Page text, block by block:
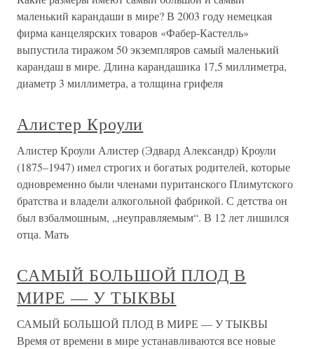
маленький карандаши в мире? В 2003 году немецкая
фирма канцелярских товаров «Фабер-Кастелль»
выпустила тиражом 50 экземпляров самый маленький
карандаш в мире. Длина карандашика 17,5 миллиметра,
диаметр 3 миллиметра, а толщина грифеля
Алистер Кроули
Алистер Кроули Алистер (Эдвард Александр) Кроули
(1875–1947) имел строгих и богатых родителей, которые
одновременно были членами пуританского Плимутского
братства и владели алкогольной фабрикой. С детства он
был взбалмошным, „неуправляемым“. В 12 лет лишился
отца. Мать
САМЫЙ БОЛЬШОЙ ПЛОД В
МИРЕ — У ТЫКВЫ
САМЫЙ БОЛЬШОЙ ПЛОД В МИРЕ — У ТЫКВЫ
Время от времени в мире устанавливаются все новые